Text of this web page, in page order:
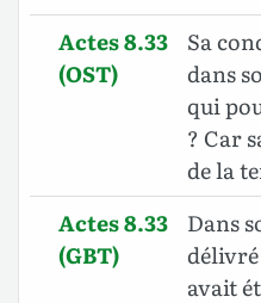
Actes 8.33
(OST)
Sa
dans
qui
? Car
de la
Actes 8.33
(GBT)
Dans
avait